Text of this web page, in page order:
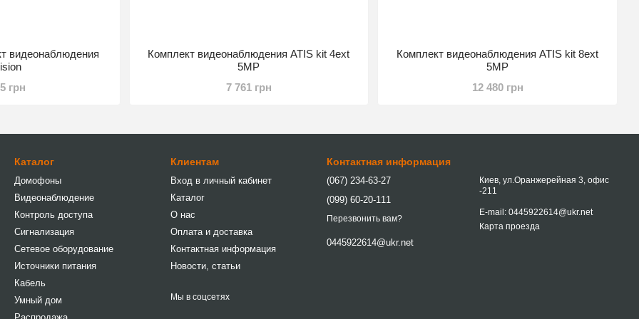
видеонаблюдения
грн
Комплект видеонаблюдения ATIS kit 4ext
5MP
7 761 грн
Комплект видеонаблюдения ATIS kit 8ext
5MP
12 480 грн
Каталог
Домофоны
Видеонаблюдение
Контроль доступа
Сигнализация
Сетевое оборудование
Источники питания
Кабель
Умный дом
Клиентам
Вход в личный кабинет
Каталог
О нас
Оплата и доставка
Контактная информация
Новости, статьи
Мы в соцсетях
Контактная информация
(067) 234-63-27
(099) 60-20-111
Перезвонить вам?
0445922614@ukr.net
Киев, ул.Оранжерейная 3, офис
-211
E-mail: 0445922614@ukr.net
Карта проезда